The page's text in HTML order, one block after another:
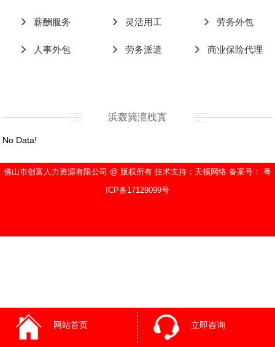
薪酬服务 灵活用工 劳务外包
人事外包 劳务派遣 商业保险代理
浜轰簨澶栧寘
No Data!
佛山市创富人力资源有限公司 @ 版权所有 技术支持：天顿网络 备案号： 粤
ICP备17129099号
网站首页 立即咨询